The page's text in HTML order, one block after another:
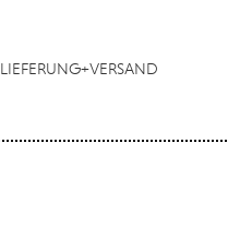
LIEFERUNG+VERSAND